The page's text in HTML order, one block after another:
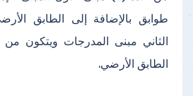
طوابق بالإضافة إلى الطابق
الثاني مبنى المدرجات ويتكون من
الطابق الأرضي.